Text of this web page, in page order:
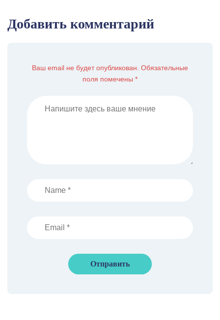
Добавить комментарий
Ваш email не будет опубликован. Обязательные
поля помечены *